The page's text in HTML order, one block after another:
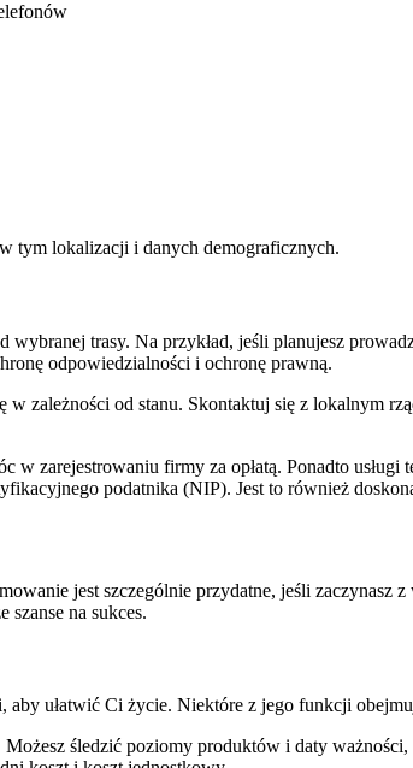
tym lokalizacji i danych demograficznych.
trasy. Na przykład, jeśli planujesz
odpowiedzialności i ochronę prawną.
zależności od stanu. Skontaktuj się z lokalnym
zarejestrowaniu firmy za opłatą. Ponadto usługi
podatnika (NIP). Jest to również
jest szczególnie przydatne, jeśli
szanse na sukces.
aby ułatwić Ci życie. Niektóre z jego funkcji
śledzić poziomy produktów i daty